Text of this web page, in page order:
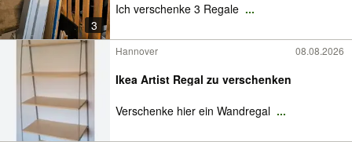
Anzeige aufgeben
3
Ich verschenke 3 Regale ...
Hannover 08.08.2026
Ikea Artist Regal zu verschenken
Verschenke hier ein Wandregal ...